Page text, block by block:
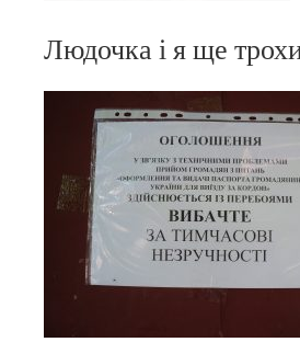
Людочка і я ще